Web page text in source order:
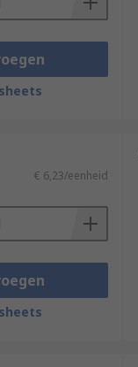
€ 6,23/eenheid